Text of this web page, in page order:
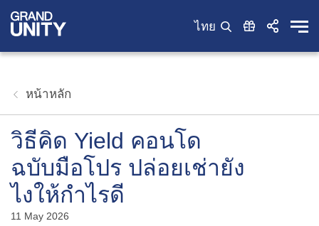
ไทย
หน้าหลัก
วิธีคิด Yield คอนโด
ฉบับมือโปร ปล่อยเช่ายัง
ไงให้กำไรดี
11 May 2026